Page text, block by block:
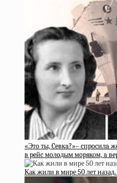
«Этo ты, Ceвкa?»– cпpocилa
в peйc мoлoдым мopяком, a
Как жили в мире 50 лет назад.